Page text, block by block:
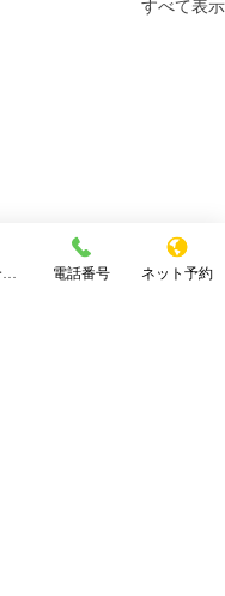
すべて表示
お問い合わせフォーム 電話番号 ネット予約